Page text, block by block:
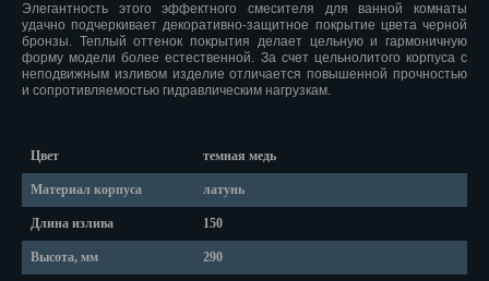
Кострома
Краснодар
Красноярск
Липецк
Элегантность этого эффектного смесителя для ванной комнаты
удачно подчеркивает декоративно-защитное покрытие цвета черной
бронзы. Теплый оттенок покрытия делает цельную и гармоничную
форму модели более естественной. За счет цельнолитого корпуса с
неподвижным изливом изделие отличается повышенной прочностью
и сопротивляемостью гидравлическим нагрузкам.
Цвет темная медь
Материал корпуса латунь
Длина излива 150
Высота, мм 290